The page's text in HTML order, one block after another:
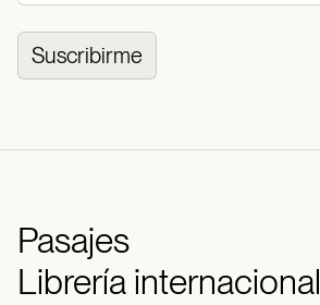
Suscribirme
Pasajes
Librería internacional